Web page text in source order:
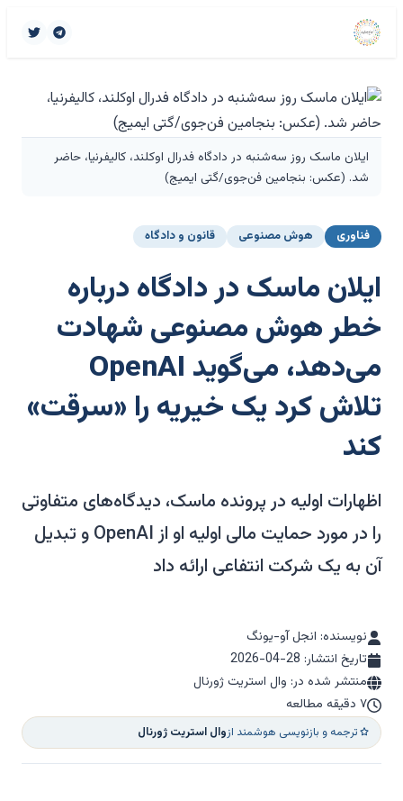
ایلان ماسک روز سه‌شنبه در دادگاه فدرال اوکلند، کالیفرنیا، حاضر
شد. (عکس: بنجامین فن‌جوی/گتی ایمیج)
فناوری هوش مصنوعی قانون و دادگاه
ایلان ماسک در دادگاه درباره
خطر هوش مصنوعی شهادت
می‌دهد، می‌گوید OpenAI
تلاش کرد یک خیریه را «سرقت»
کند
اظهارات اولیه در پرونده ماسک، دیدگاه‌های متفاوتی
را در مورد حمایت مالی اولیه او از OpenAI و تبدیل
آن به یک شرکت انتفاعی ارائه داد
نویسنده: انجل آو-یونگ
تاریخ انتشار: 2026-04-28
منتشر شده در: وال استریت ژورنال
۷ دقیقه مطالعه
ترجمه و بازنویسی هوشمند ازوال استریت ژورنال